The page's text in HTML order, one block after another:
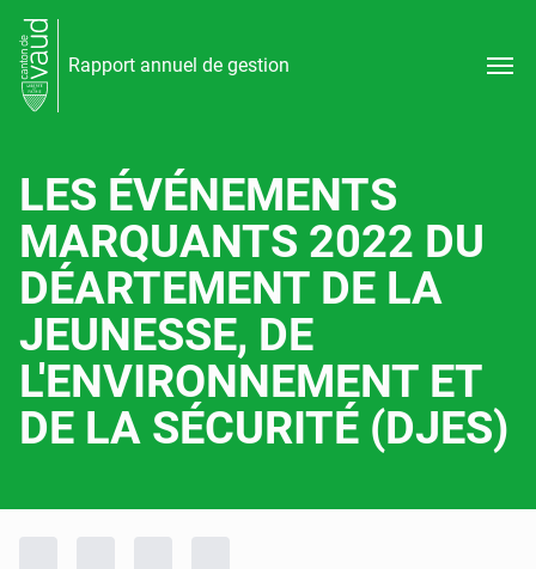
Rapport annuel de gestion
LES ÉVÉNEMENTS
MARQUANTS 2022 DU
DÉARTEMENT DE LA
JEUNESSE, DE
L'ENVIRONNEMENT ET
DE LA SÉCURITÉ (DJES)